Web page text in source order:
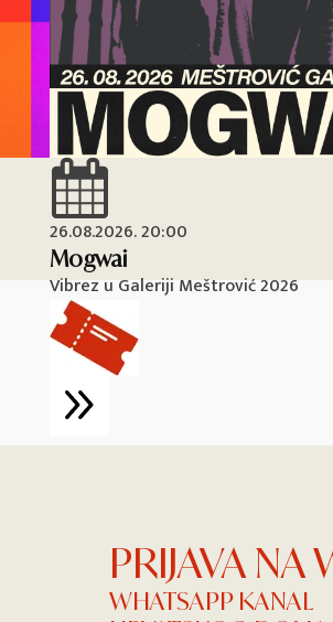
26.08.2026. 20:00
Mogwai
Vibrez u Galeriji Meštrović 2026
PRIJAVA NA
WHATSAPP KANAL